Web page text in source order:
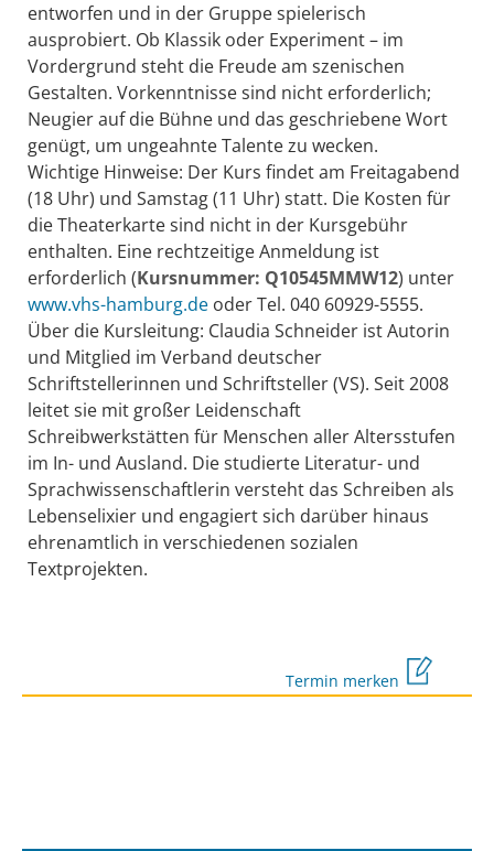
entworfen und in der Gruppe spielerisch
ausprobiert. Ob Klassik oder Experiment – im
Vordergrund steht die Freude am szenischen
Gestalten. Vorkenntnisse sind nicht erforderlich;
Neugier auf die Bühne und das geschriebene Wort
genügt, um ungeahnte Talente zu wecken.
Wichtige Hinweise: Der Kurs findet am Freitagabend
(18 Uhr) und Samstag (11 Uhr) statt. Die Kosten für
die Theaterkarte sind nicht in der Kursgebühr
enthalten. Eine rechtzeitige Anmeldung ist
erforderlich (Kursnummer: Q10545MMW12) unter
www.vhs-hamburg.de oder Tel. 040 60929-5555.
Über die Kursleitung: Claudia Schneider ist Autorin
und Mitglied im Verband deutscher
Schriftstellerinnen und Schriftsteller (VS). Seit 2008
leitet sie mit großer Leidenschaft
Schreibwerkstätten für Menschen aller Altersstufen
im In- und Ausland. Die studierte Literatur- und
Sprachwissenschaftlerin versteht das Schreiben als
Lebenselixier und engagiert sich darüber hinaus
ehrenamtlich in verschiedenen sozialen
Textprojekten.
Termin merken